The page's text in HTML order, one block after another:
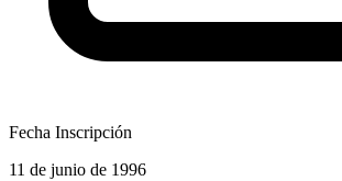
Fecha Inscripción
11 de junio de 1996